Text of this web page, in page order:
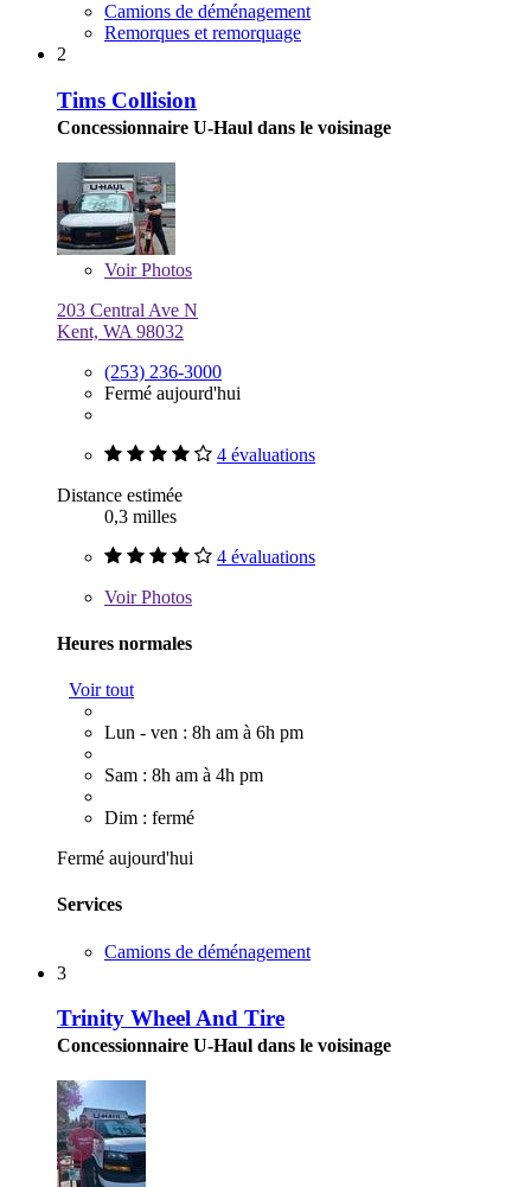
Camions de déménagement
Remorques et remorquage
2
Tims Collision
Concessionnaire U-Haul dans le voisinage
VoirPhotos
203 Central Ave N
Kent, WA 98032
(253) 236-3000
Fermé aujourd'hui
4 évaluations
Distance estimée
0,3 milles
4 évaluations
VoirPhotos
Heures normales
Voir tout
Lun - ven : 8h am à 6h pm
Sam : 8h am à 4h pm
Dim : fermé
Fermé aujourd'hui
Services
Camions de déménagement
3
Trinity Wheel And Tire
Concessionnaire U-Haul dans le voisinage